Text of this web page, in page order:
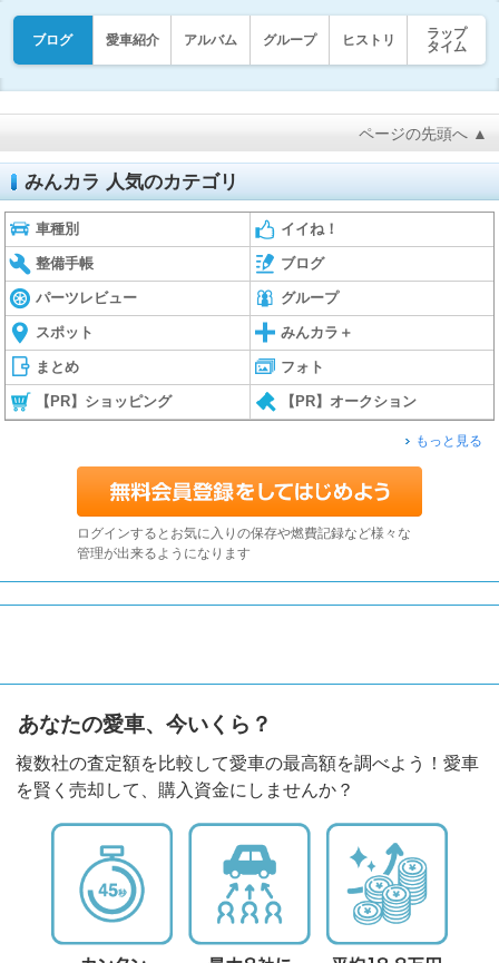
ブログ 愛車紹介 アルバム グループ ヒストリ
ラップ
タイム
ページの先頭へ ▲
みんカラ 人気のカテゴリ
車種別 イイね！
整備手帳 ブログ
パーツレビュー グループ
スポット みんカラ＋
まとめ フォト
【PR】ショッピング 【PR】オークション
もっと見る
ログインするとお気に入りの保存や燃費記録など様々な
管理が出来るようになります
あなたの愛車、今いくら？
複数社の査定額を比較して愛車の最高額を調べよう！愛車
を賢く売却して、購入資金にしませんか？